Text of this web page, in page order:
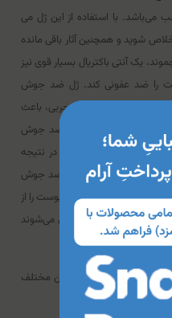
می‌باشد. با استفاده از این ژل می
شوید و همچنین آثار باقی مانده
یک آنتی باکتریال بسیار قوی نیز
را ضد عفونی کند.ژل ضد جوش
میزان ترشح غدد چربی، باعث
می‌شود. استفاده از ژل ضد جوش
جدید ایجاد کند و در نتیجه
نیز کوچک‌تر شود.
کرم ضد جوش
همچنین منافذ پوست را از
باعث التهاب و ایجاد جوش می‌شوند
و تمامی افراد با سنین مختلف